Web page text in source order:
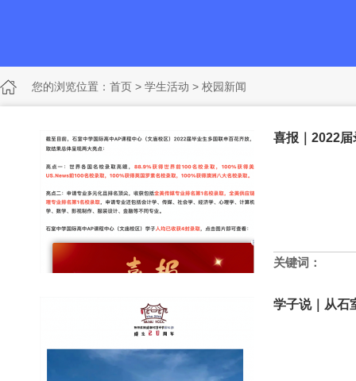
您的浏览位置： 首页 > 学生活动 > 校园新闻
喜报｜2022
关键词：
学子说｜从石